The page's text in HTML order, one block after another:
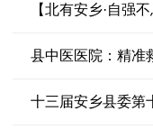
【北有安乡·自强
县中医医院：精准
十三届安乡县委第